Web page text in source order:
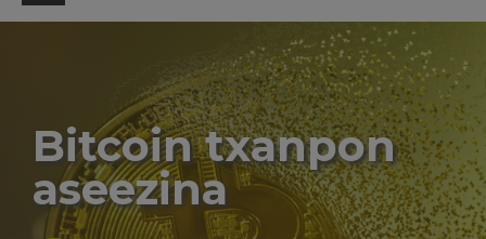
Bitcoin txanpon
aseezina